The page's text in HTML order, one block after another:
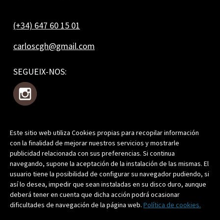
Este sitio web utiliza Cookies propias para recopilar información
con la finalidad de mejorar nuestros servicios y mostrarle
publicidad relacionada con sus preferencias. Si continua
navegando, supone la aceptación de la instalación de las mismas. El
usuario tiene la posibilidad de configurar su navegador pudiendo, si
así lo desea, impedir que sean instaladas en su disco duro, aunque
deberá tener en cuenta que dicha acción podrá ocasionar
dificultades de navegación de la página web. Política de cookies.
(+34) 647 60 15 01
carloscgh@gmail.com
SEGUEIX-NOS:
T'APUNTES?
Prement, acceptes la nostraPolítica de Privacitat.